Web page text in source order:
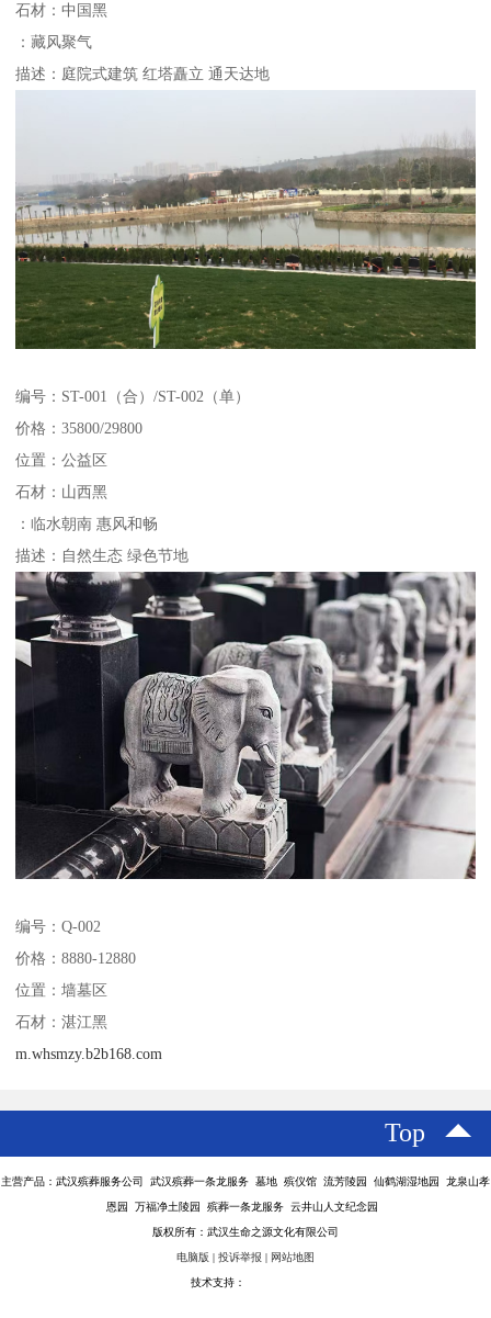
石材：中国黑
：藏风聚气
描述：庭院式建筑 红塔矗立 通天达地
编号：ST-001（合）/ST-002（单）
价格：35800/29800
位置：公益区
石材：山西黑
：临水朝南 惠风和畅
描述：自然生态 绿色节地
编号：Q-002
价格：8880-12880
位置：墙墓区
石材：湛江黑
m.whsmzy.b2b168.com
Top
主营产品：武汉殡葬服务公司 武汉殡葬一条龙服务 墓地 殡仪馆 流芳陵园 仙鹤湖湿地园 龙泉山孝
恩园 万福净土陵园 殡葬一条龙服务 云井山人文纪念园
版权所有：武汉生命之源文化有限公司
电脑版 | 投诉举报 | 网站地图
技术支持：